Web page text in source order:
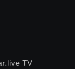
TV